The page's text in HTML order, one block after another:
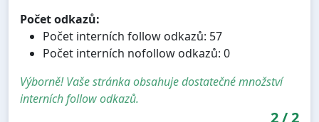
Počet odkazů:
Počet interních follow odkazů: 57
Počet interních nofollow odkazů: 0
Výborně! Vaše stránka obsahuje dostatečné množství
interních follow odkazů.
2/2